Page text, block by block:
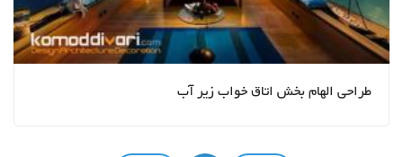
طراحی الهام بخش اتاق خواب زیر آب